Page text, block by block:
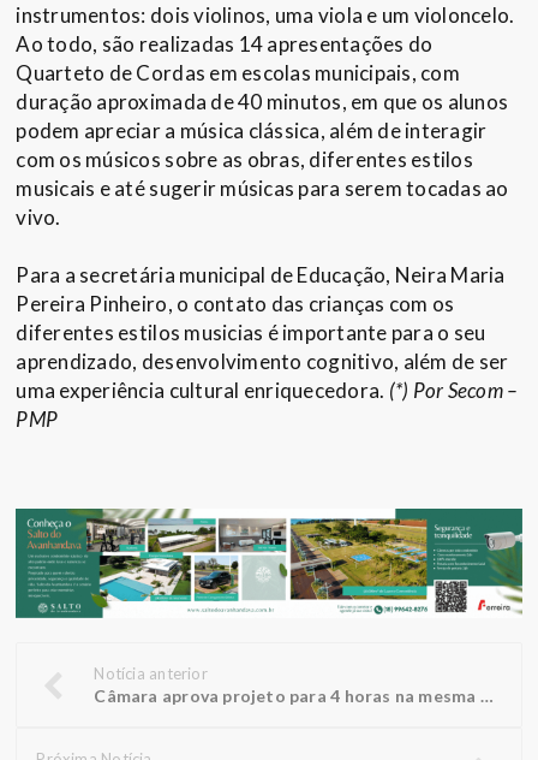
instrumentos: dois violinos, uma viola e um violoncelo.
Ao todo, são realizadas 14 apresentações do
Quarteto de Cordas em escolas municipais, com
duração aproximada de 40 minutos, em que os alunos
podem apreciar a música clássica, além de interagir
com os músicos sobre as obras, diferentes estilos
musicais e até sugerir músicas para serem tocadas ao
vivo.
Para a secretária municipal de Educação, Neira Maria
Pereira Pinheiro, o contato das crianças com os
diferentes estilos musicias é importante para o seu
aprendizado, desenvolvimento cognitivo, além de ser
uma experiência cultural enriquecedora. (*) Por Secom –
PMP
Notícia anterior
Câmara aprova projeto para 4 horas na mesma vaga na zona azul